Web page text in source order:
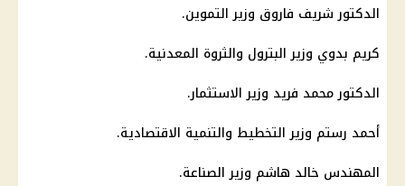
الدكتور شريف فاروق وزير التموين.
كريم بدوي وزير البترول والثروة المعدنية.
الدكتور محمد فريد وزير الاستثمار.
أحمد رستم وزير التخطيط والتنمية الاقتصادية.
المهندس خالد هاشم وزير الصناعة.